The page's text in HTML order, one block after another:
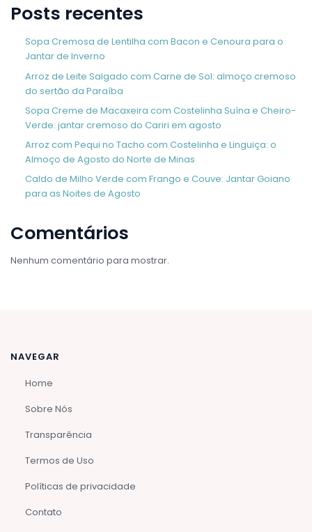
Posts recentes
Sopa Cremosa de Lentilha com Bacon e Cenoura para o
Jantar de Inverno
Arroz de Leite Salgado com Carne de Sol: almoço cremoso
do sertão da Paraíba
Sopa Creme de Macaxeira com Costelinha Suína e Cheiro-
Verde: jantar cremoso do Cariri em agosto
Arroz com Pequi no Tacho com Costelinha e Linguiça: o
Almoço de Agosto do Norte de Minas
Caldo de Milho Verde com Frango e Couve: Jantar Goiano
para as Noites de Agosto
Comentários
Nenhum comentário para mostrar.
NAVEGAR
Home
Sobre Nós
Transparência
Termos de Uso
Políticas de privacidade
Contato